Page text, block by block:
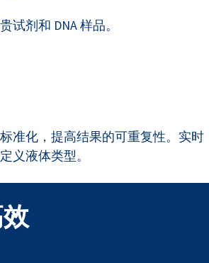
试剂和 DNA 样品。
准化，提高结果的可重复性。实时
义液体类型。